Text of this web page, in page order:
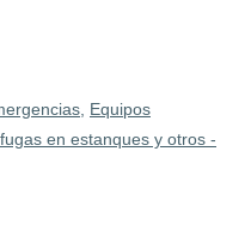
Equipos
en estanques y otros -